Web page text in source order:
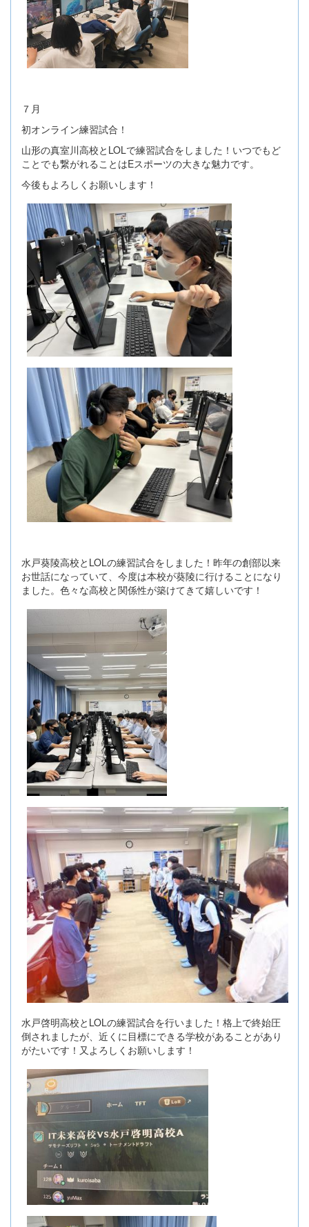
７月
初オンライン練習試合！
山形の真室川高校とLOLで練習試合をしました！いつでもど
ことでも繋がれることはEスポーツの大きな魅力です。
今後もよろしくお願いします！
水戸葵陵高校とLOLの練習試合をしました！昨年の創部以来
お世話になっていて、今度は本校が葵陵に行けることになり
ました。色々な高校と関係性が築けてきて嬉しいです！
水戸啓明高校とLOLの練習試合を行いました！格上で終始圧
倒されましたが、近くに目標にできる学校があることがあり
がたいです！又よろしくお願いします！